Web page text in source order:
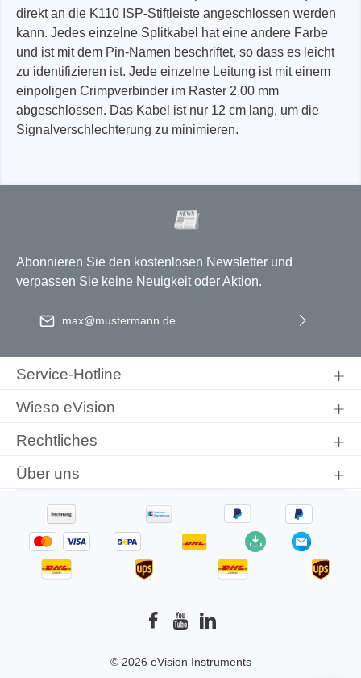
direkt an die K110 ISP-Stiftleiste angeschlossen werden
kann. Jedes einzelne Splitkabel hat eine andere Farbe
und ist mit dem Pin-Namen beschriftet, so dass es leicht
zu identifizieren ist. Jede einzelne Leitung ist mit einem
einpoligen Crimpverbinder im Raster 2,00 mm
abgeschlossen. Das Kabel ist nur 12 cm lang, um die
Signalverschlechterung zu minimieren.
Abonnieren Sie den kostenlosen Newsletter und
verpassen Sie keine Neuigkeit oder Aktion.
E-Mail-Adresse
einverstanden.
Service-Hotline
Wieso eVision
Rechtliches
Über uns
© 2026 eVision Instruments